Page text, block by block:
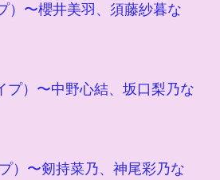
〜櫻井美羽、須藤紗暮な
）〜中野心結、坂口梨乃な
）〜剱持菜乃、神尾彩乃な